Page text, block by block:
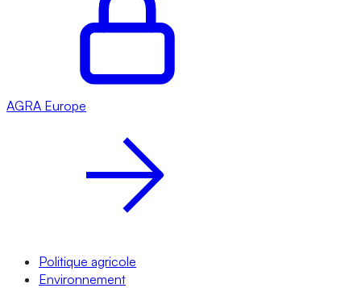
AGRA Europe
Politique agricole
Environnement